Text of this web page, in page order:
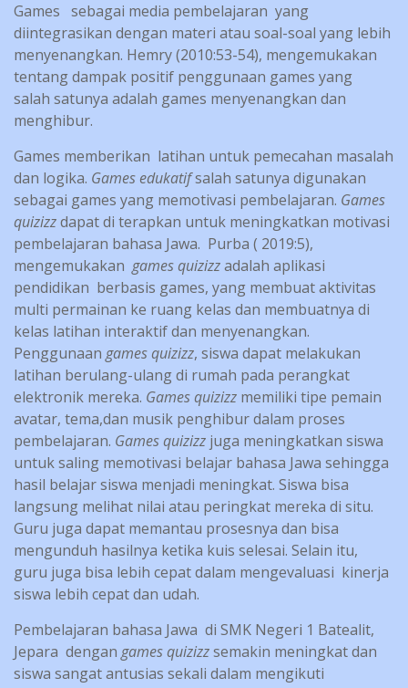
Games sebagai media pembelajaran yang
diintegrasikan dengan materi atau soal-soal yang lebih
menyenangkan. Hemry (2010:53-54), mengemukakan
tentang dampak positif penggunaan games yang
salah satunya adalah games menyenangkan dan
menghibur.
Games memberikan latihan untuk pemecahan masalah
dan logika. Games edukatifsalah satunya digunakan
sebagai games yang memotivasi pembelajaran. Games
quizizzdapat di terapkan untuk meningkatkan motivasi
pembelajaran bahasa Jawa. Purba ( 2019:5),
mengemukakan games quizizzadalah aplikasi
pendidikan berbasis games, yang membuat aktivitas
multi permainan ke ruang kelas dan membuatnya di
kelas latihan interaktif dan menyenangkan.
Penggunaan games quizizz, siswa dapat melakukan
latihan berulang-ulang di rumah pada perangkat
elektronik mereka. Games quizizz memiliki tipe pemain
avatar, tema,dan musik penghibur dalam proses
pembelajaran. Games quizizz juga meningkatkan siswa
untuk saling memotivasi belajar bahasa Jawa sehingga
hasil belajar siswa menjadi meningkat. Siswa bisa
langsung melihat nilai atau peringkat mereka di situ.
Guru juga dapat memantau prosesnya dan bisa
mengunduh hasilnya ketika kuis selesai. Selain itu,
guru juga bisa lebih cepat dalam mengevaluasi kinerja
siswa lebih cepat dan udah.
Pembelajaran bahasa Jawa di SMK Negeri 1 Batealit,
Jepara dengan games quizizzsemakin meningkat dan
siswa sangat antusias sekali dalam mengikuti